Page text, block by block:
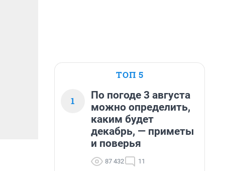
ТОП 5
1
По погоде 3 августа
можно определить,
каким будет
декабрь, — приметы
и поверья
87 432 11